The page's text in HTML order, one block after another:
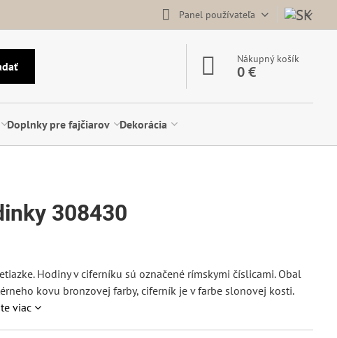
Panel používateľa
Nákupný košík
0 €
Doplnky pre fajčiarov Dekorácia
308430
Hodiny v ciferníku sú označené rímskymi číslicami. Obal
kovu bronzovej farby, ciferník je v farbe slonovej kosti.
viac